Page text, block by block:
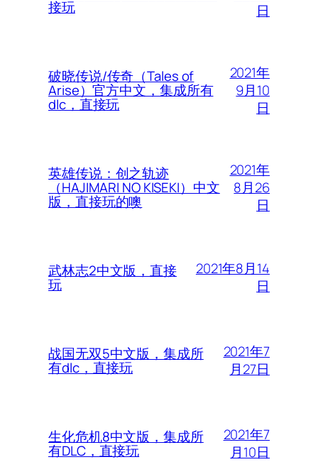
接玩
日
破晓传说/传奇（Tales of
Arise）官方中文，集成所有
dlc，直接玩
2021年
9月10
日
英雄传说：创之轨迹
（HAJIMARI NO KISEKI）中文
版，直接玩的噢
2021年
8月26
日
武林志2中文版，直接
玩
2021年8月14
日
战国无双5中文版，集成所
有dlc，直接玩
2021年7
月27日
生化危机8中文版，集成所
有DLC，直接玩
2021年7
月10日